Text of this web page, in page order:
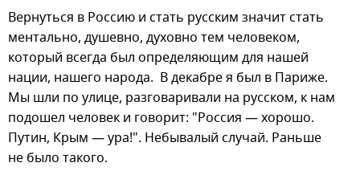
Вернуться в Россию и стать русским значит стать
ментально, душевно, духовно тем человеком,
который всегда был определяющим для нашей
нации, нашего народа. В декабре я был в Париже.
Мы шли по улице, разговаривали на русском, к нам
подошел человек и говорит: "Россия — хорошо.
Путин, Крым — ура!". Небывалый случай. Раньше
не было такого.